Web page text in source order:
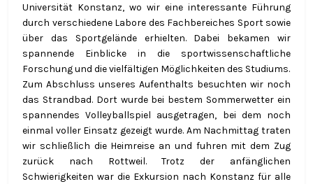
Universität Konstanz, wo wir eine interessante Führung
durch verschiedene Labore des Fachbereiches Sport sowie
über das Sportgelände erhielten. Dabei bekamen wir
spannende Einblicke in die sportwissenschaftliche
Forschung und die vielfältigen Möglichkeiten des Studiums.
Zum Abschluss unseres Aufenthalts besuchten wir noch
das Strandbad. Dort wurde bei bestem Sommerwetter ein
spannendes Volleyballspiel ausgetragen, bei dem noch
einmal voller Einsatz gezeigt wurde. Am Nachmittag traten
wir schließlich die Heimreise an und fuhren mit dem Zug
zurück nach Rottweil. Trotz der anfänglichen
Schwierigkeiten war die Exkursion nach Konstanz für alle